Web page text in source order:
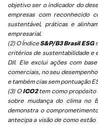
objetivo ser o indicador do
empresas com reconhecido
sustentável, práticas e
empresarial.
(2) O ÍndiceS&P/B3 Brasil ESG
critérios de sustentabilidade e
DJI. Ele exclui ações com
comerciais, no seu
e também cias sem pontuação
(3) O ICO2tem como propósito
sobre mudança do clima no
demonstra o
antecipa a visão de como